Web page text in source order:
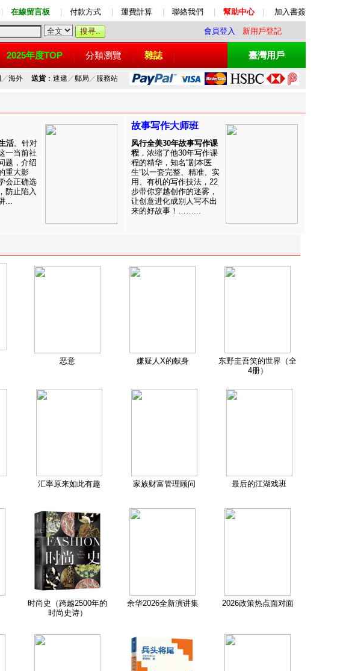
在線留言板 付款方式 運費計算 聯絡我們 幫助中心 加入書簽
會員登入 新用戶登記
2025年度TOP 分類瀏覽 雜誌 臺灣用戶
／海外 送貨：速遞 ／郵局 ／ 服務站
活。针对
一当前社
题，介绍
重大影
会正确选
防止陷入
...
故事写作大师班
风行全美30年故事写作课
程 ，浓缩了他30年写作课
程的精华，知名“剧本医
生”以一套完整、精准、实
用、有机的写作技法，22
步带你穿越创作的迷雾，
让创意进化成别人写不出
来的好故事！……...
恶意 嫌疑人X的献身
东野圭吾笑的世界（全
4册）
汇率原来如此有趣 家族财富管理顾问 最后的江湖戏班
时尚史（跨越2500年的
时尚史诗）
余华2026全新演讲集 2026政策热点面对面